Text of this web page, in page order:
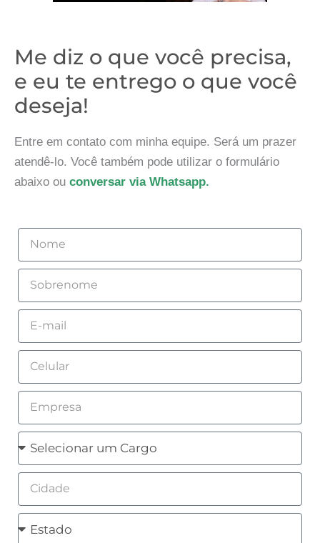
Me diz o que você precisa,
e eu te entrego o que você
deseja!
Entre em contato com minha equipe. Será um prazer
atendê-lo. Você também pode utilizar o formulário
abaixo ou conversar via Whatsapp.
Nome
Sobrenome
Email
Celular
Empresa
Cargo
Cidade
Estado